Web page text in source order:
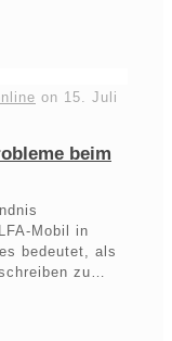
on 15. Juli
beim
Mobil in
bedeutet, als
zu…